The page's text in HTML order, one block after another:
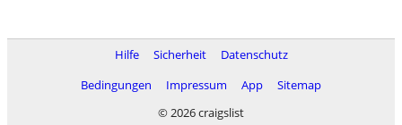
Hilfe Sicherheit
Datenschutz
Bedingungen
Impressum App
Sitemap
© 2026 craigslist